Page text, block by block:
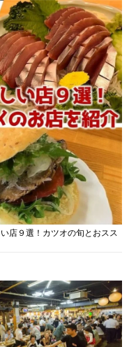
店９選！カツオの旬とおスス